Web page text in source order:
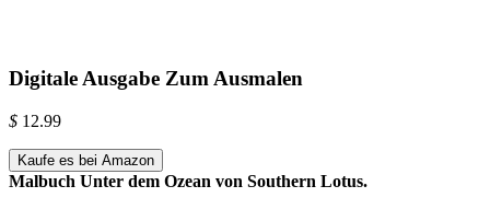
Digitale Ausgabe Zum Ausmalen
$ 12.99
Kaufe es bei Amazon
Malbuch Unter dem Ozean von Southern Lotus.